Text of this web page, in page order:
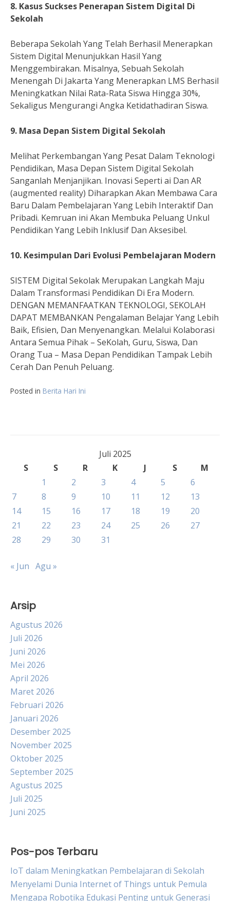
8. Kasus Suckses Penerapan Sistem Digital Di
Sekolah
Beberapa Sekolah Yang Telah Berhasil Menerapkan
Sistem Digital Menunjukkan Hasil Yang
Menggembirakan. Misalnya, Sebuah Sekolah
Menengah Di Jakarta Yang Menerapkan LMS Berhasil
Meningkatkan Nilai Rata-Rata Siswa Hingga 30%,
Sekaligus Mengurangi Angka Ketidathadiran Siswa.
9. Masa Depan Sistem Digital Sekolah
Melihat Perkembangan Yang Pesat Dalam Teknologi
Pendidikan, Masa Depan Sistem Digital Sekolah
Sanganlah Menjanjikan. Inovasi Seperti ai Dan AR
(augmented reality) Diharapkan Akan Membawa Cara
Baru Dalam Pembelajaran Yang Lebih Interaktif Dan
Pribadi. Kemruan ini Akan Membuka Peluang Unkul
Pendidikan Yang Lebih Inklusif Dan Aksesibel.
10. Kesimpulan Dari Evolusi Pembelajaran Modern
SISTEM Digital Sekolak Merupakan Langkah Maju
Dalam Transformasi Pendidikan Di Era Modern.
DENGAN MEMANFAATKAN TEKNOLOGI, SEKOLAH
DAPAT MEMBANKAN Pengalaman Belajar Yang Lebih
Baik, Efisien, Dan Menyenangkan. Melalui Kolaborasi
Antara Semua Pihak – SeKolah, Guru, Siswa, Dan
Orang Tua – Masa Depan Pendidikan Tampak Lebih
Cerah Dan Penuh Peluang.
Posted in Berita Hari Ini
Juli 2025
S
S R K J S
M
1
2 3 4 5
6
7
8 9 10 11 12
13
14
15 16 17 18 19
20
21
22 23 24 25 26
27
28
29 30 31
« Jun Agu »
Arsip
Agustus 2026
Juli 2026
Juni 2026
Mei 2026
April 2026
Maret 2026
Februari 2026
Januari 2026
Desember 2025
November 2025
Oktober 2025
September 2025
Agustus 2025
Juli 2025
Juni 2025
Pos-pos Terbaru
IoT dalam Meningkatkan Pembelajaran di Sekolah
Menyelami Dunia Internet of Things untuk Pemula
Mengapa Robotika Edukasi Penting untuk Generasi